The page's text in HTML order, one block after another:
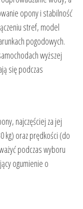
opony i stabilność
stref, model
pogodowych.
wyższej
się podczas
najczęściej za jej
kg) oraz prędkości (do
podczas wyboru
ogumienie o